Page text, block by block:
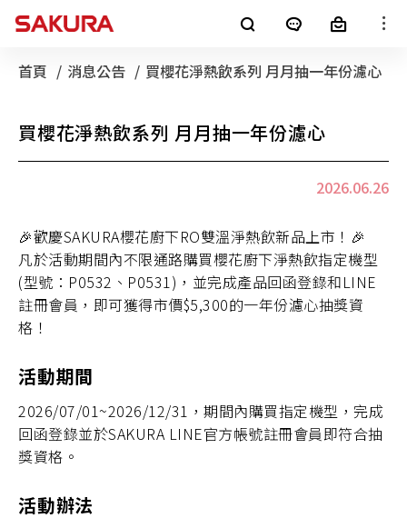
整體廚房 全屋裝修
SAKURA+ 進口廚電
客戶服務
消息公告
LifeStyle
主題企劃
SAKURA AWARDS
櫻花集團
首頁 消息公告 目前頁面：
買櫻花淨熱飲系列 月月抽一年份濾心
買櫻花淨熱飲系列 月月抽一年份濾心
2026.06.26
🎉歡慶SAKURA櫻花廚下RO雙溫淨熱飲新品上市！🎉
凡於活動期間內不限通路購買櫻花廚下淨熱飲指定機型
(型號：P0532、P0531)，並完成產品回函登錄和LINE
註冊會員，即可獲得市價$5,300的一年份濾心抽獎資
格！
活動期間
2026/07/01~2026/12/31，期間內購買指定機型，完成
回函登錄並於SAKURA LINE官方帳號註冊會員即符合抽
獎資格。
活動辦法